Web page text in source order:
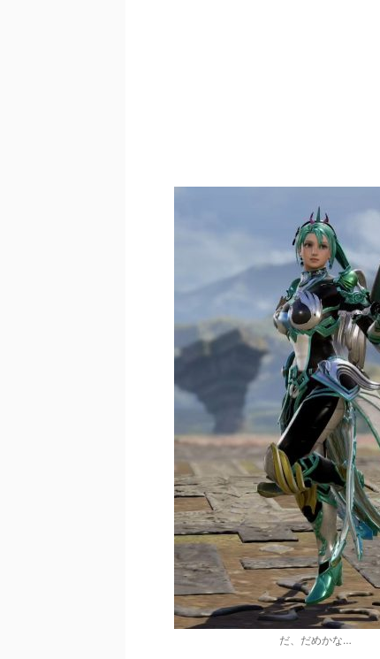
だ、だめかな…